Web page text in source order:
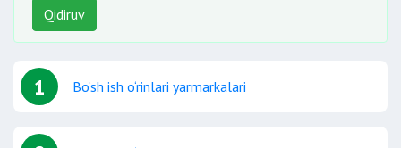
Qidiruv
1 Bo‘sh ish o‘rinlari yarmarkalari